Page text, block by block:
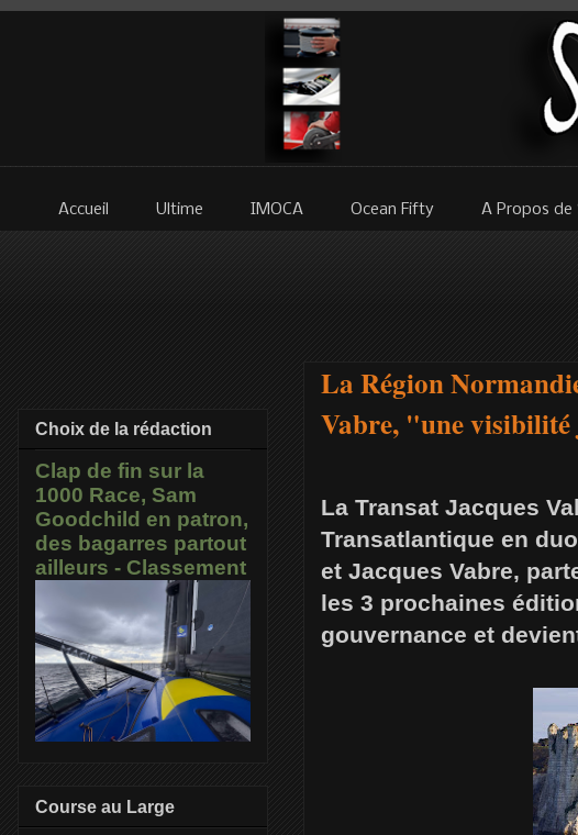
Accueil Ultime IMOCA Ocean Fifty A Propos de
La Région
Vabre, "une
La Transat Jacques
Transatlantique en
et Jacques Vabre,
les 3 prochaines
gouvernance et
Choix de la rédaction
Clap de fin sur la
1000 Race, Sam
Goodchild en patron,
des bagarres partout
ailleurs - Classement
Course au Large